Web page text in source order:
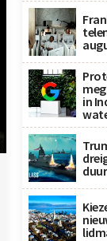
in